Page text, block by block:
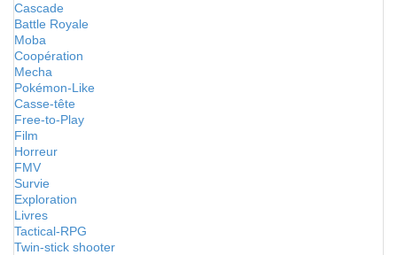
Cascade
Battle Royale
Moba
Coopération
Mecha
Pokémon-Like
Casse-tête
Free-to-Play
Film
Horreur
FMV
Survie
Exploration
Livres
Tactical-RPG
Twin-stick shooter